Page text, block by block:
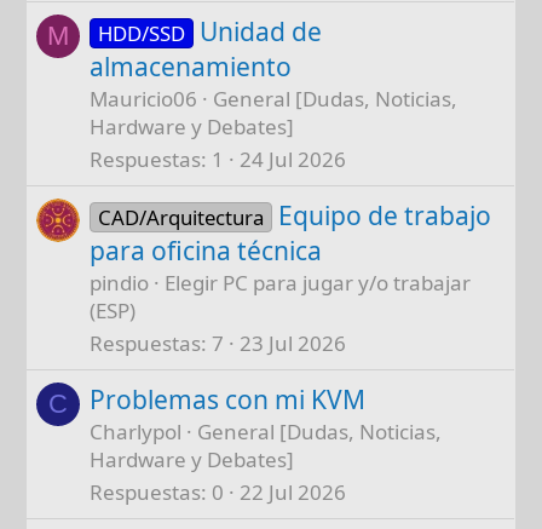
M HDD/SSD Unidad de
almacenamiento
Mauricio06
General [Dudas, Noticias,
Hardware y Debates]
Respuestas 1 24 Jul 2026
CAD/Arquitectura
Equipo de trabajo
para oficina técnica
pindio
Elegir PC para jugar y/o trabajar
(ESP)
Respuestas 7 23 Jul 2026
C Problemas con mi KVM
Charlypol
General [Dudas, Noticias,
Hardware y Debates]
Respuestas 0 22 Jul 2026